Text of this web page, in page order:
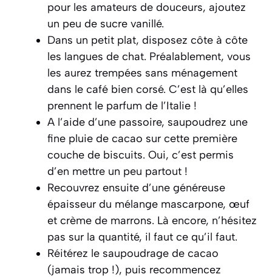
pour les amateurs de douceurs, ajoutez
un peu de sucre vanillé.
Dans un petit plat, disposez côte à côte
les langues de chat. Préalablement, vous
les aurez trempées sans ménagement
dans le café bien corsé. C’est là qu’elles
prennent le parfum de l’Italie !
A l’aide d’une passoire, saupoudrez une
fine pluie de cacao sur cette première
couche de biscuits. Oui, c’est permis
d’en mettre un peu partout !
Recouvrez ensuite d’une généreuse
épaisseur du mélange mascarpone, œuf
et crème de marrons. Là encore, n’hésitez
pas sur la quantité, il faut ce qu’il faut.
Réitérez le saupoudrage de cacao
(jamais trop !), puis recommencez